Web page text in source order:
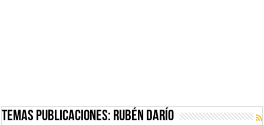
Temas Publicaciones: Rubén Darío